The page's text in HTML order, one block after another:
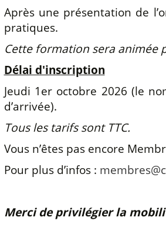
Après une présentation de
pratiques.
Cette formation sera animée
Délai d'inscription
Jeudi 1er octobre 2026 (le
d’arrivée).
Tous les tarifs sont TTC.
Vous n’êtes pas encore
Pour plus d’infos :
Merci de privilégier la